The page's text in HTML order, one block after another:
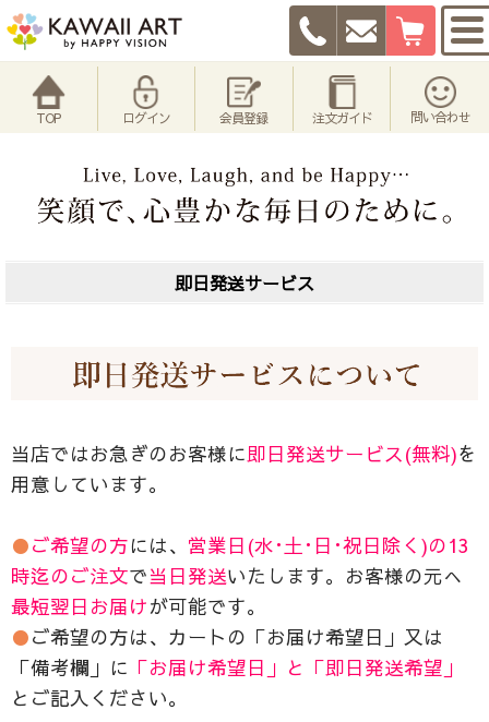
TOP ログイン 会員登録 注文ガイド 問い合わせ
即日発送サービス
当店ではお急ぎのお客様に即日発送サービス(無料)を
用意しています。
●ご希望の方には、 営業日(水･土･日･祝日除く)の13
時迄のご注文で当日発送いたします。お客様の元へ
最短翌日お届けが可能です。
●ご希望の方は、カートの「お届け希望日」又は
「備考欄」に 「お届け希望日」と「即日発送希望」
とご記入ください。